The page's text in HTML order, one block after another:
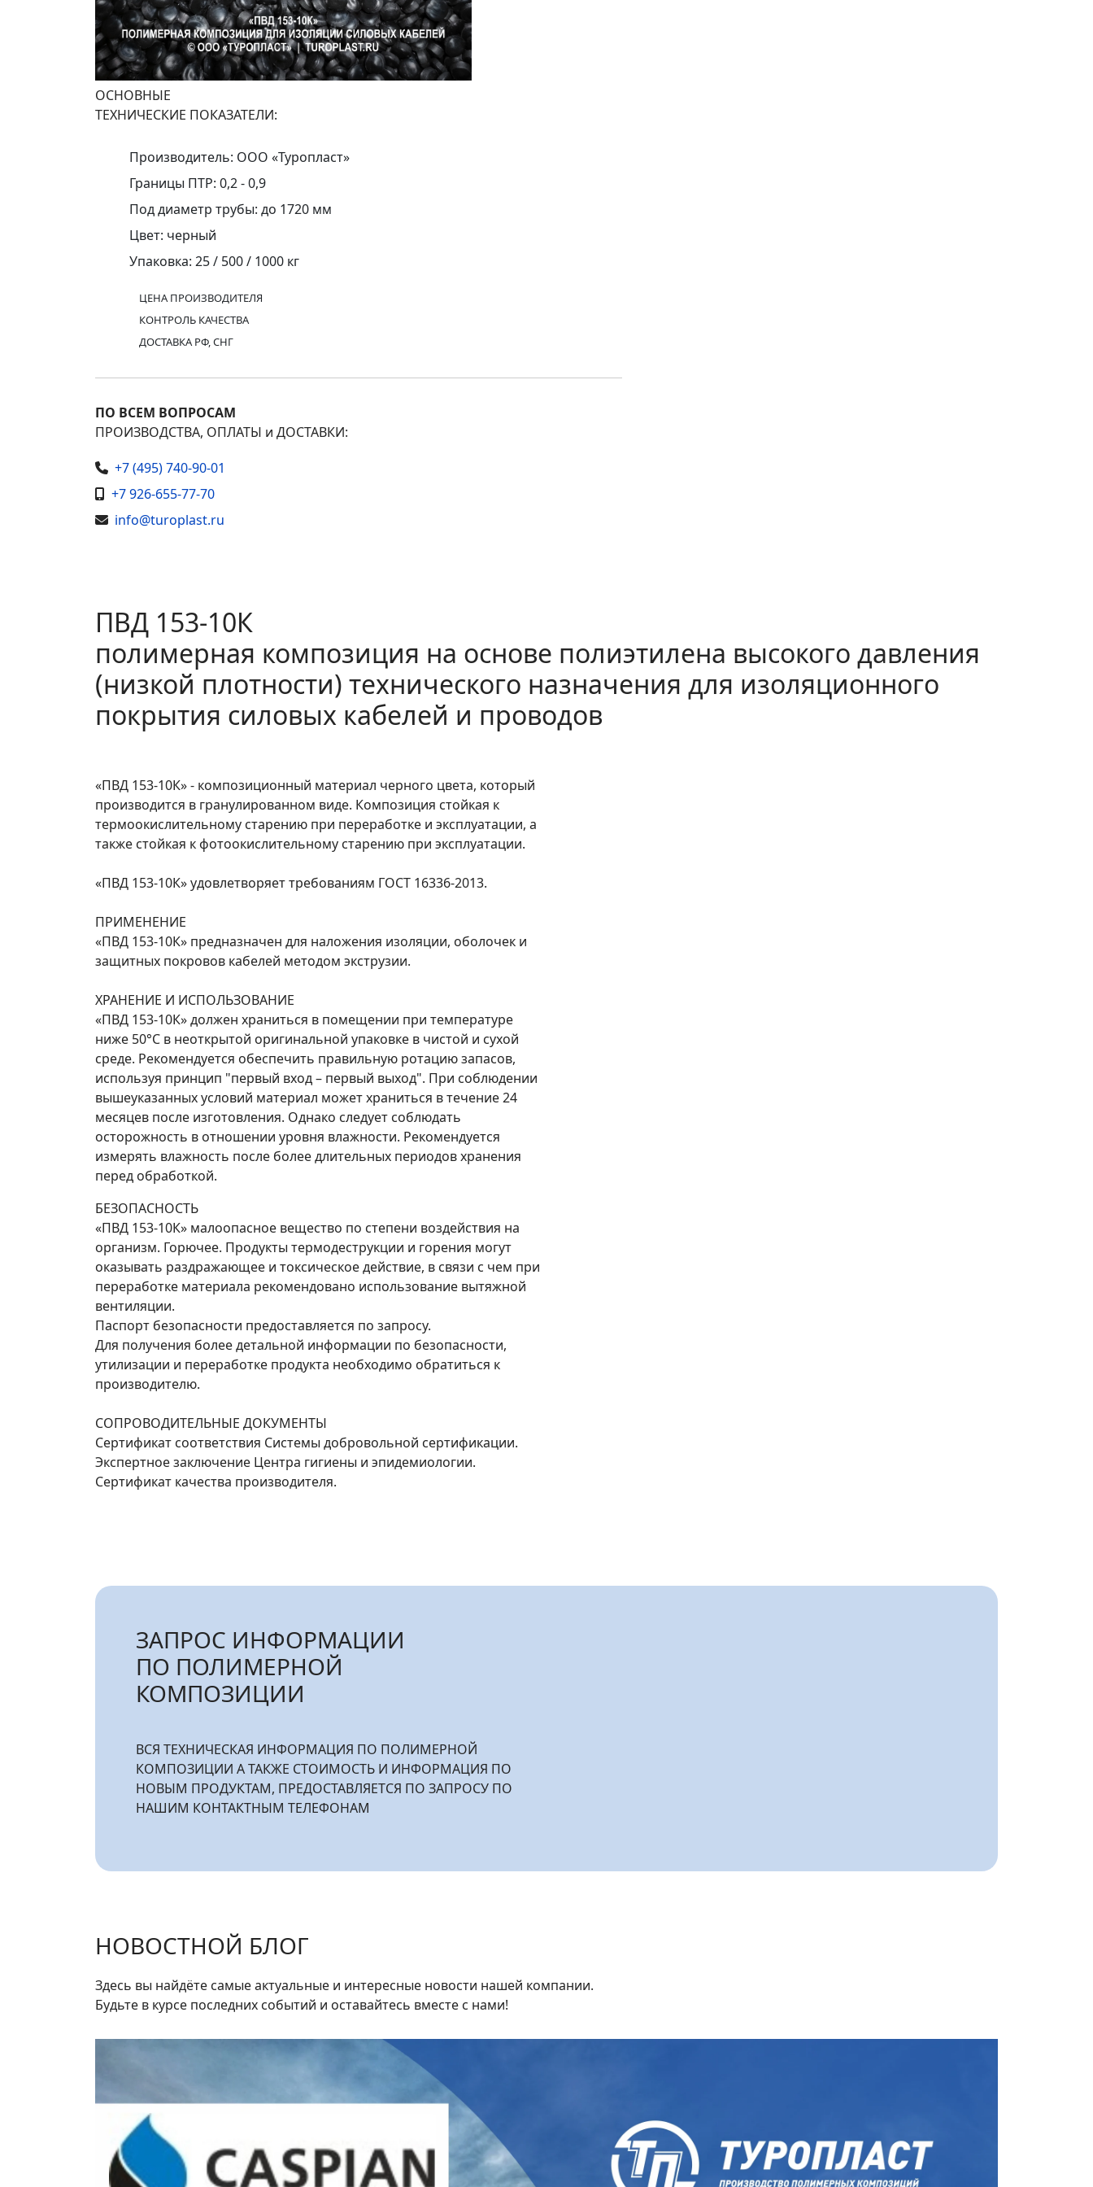
ОСНОВНЫЕ
ТЕХНИЧЕСКИЕ ПОКАЗАТЕЛИ:
Производитель: ООО «Туропласт»
Границы ПТР: 0,2 - 0,9
Под диаметр трубы: до 1720 мм
Цвет: черный
Упаковка: 25 / 500 / 1000 кг
ЦЕНА ПРОИЗВОДИТЕЛЯ
КОНТРОЛЬ КАЧЕСТВА
ДОСТАВКА РФ, СНГ
ПО ВСЕМ ВОПРОСАМ
ПРОИЗВОДСТВА, ОПЛАТЫ и ДОСТАВКИ:
+7 (495) 740-90-01
+7 926-655-77-70
info@turoplast.ru
ПВД 153-10К
полимерная композиция на основе полиэтилена высокого давления
(низкой плотности) технического назначения для изоляционного
покрытия силовых кабелей и проводов
«ПВД 153-10К» - композиционный материал черного цвета, который
производится в гранулированном виде. Композиция стойкая к
термоокислительному старению при переработке и эксплуатации, а
также стойкая к фотоокислительному старению при эксплуатации.
«ПВД 153-10К» удовлетворяет требованиям ГОСТ 16336-2013.
ПРИМЕНЕНИЕ
«ПВД 153-10К» предназначен для наложения изоляции, оболочек и
защитных покровов кабелей методом экструзии.
ХРАНЕНИЕ И ИСПОЛЬЗОВАНИЕ
«ПВД 153-10К» должен храниться в помещении при температуре
ниже 50°C в неоткрытой оригинальной упаковке в чистой и сухой
среде. Рекомендуется обеспечить правильную ротацию запасов,
используя принцип "первый вход – первый выход". При соблюдении
вышеуказанных условий материал может храниться в течение 24
месяцев после изготовления. Однако следует соблюдать
осторожность в отношении уровня влажности. Рекомендуется
измерять влажность после более длительных периодов хранения
перед обработкой.
БЕЗОПАСНОСТЬ
«ПВД 153-10К» малоопасное вещество по степени воздействия на
организм. Горючее. Продукты термодеструкции и горения могут
оказывать раздражающее и токсическое действие, в связи с чем при
переработке материала рекомендовано использование вытяжной
вентиляции.
Паспорт безопасности предоставляется по запросу.
Для получения более детальной информации по безопасности,
утилизации и переработке продукта необходимо обратиться к
производителю.
СОПРОВОДИТЕЛЬНЫЕ ДОКУМЕНТЫ
Сертификат соответствия Системы добровольной сертификации.
Экспертное заключение Центра гигиены и эпидемиологии.
Сертификат качества производителя.
ЗАПРОС ИНФОРМАЦИИ
ПО ПОЛИМЕРНОЙ
КОМПОЗИЦИИ
ВСЯ ТЕХНИЧЕСКАЯ ИНФОРМАЦИЯ ПО ПОЛИМЕРНОЙ
КОМПОЗИЦИИ А ТАКЖЕ СТОИМОСТЬ И ИНФОРМАЦИЯ ПО
НОВЫМ ПРОДУКТАМ, ПРЕДОСТАВЛЯЕТСЯ ПО ЗАПРОСУ ПО
НАШИМ КОНТАКТНЫМ ТЕЛЕФОНАМ
НОВОСТНОЙ БЛОГ
Здесь вы найдёте самые актуальные и интересные новости нашей компании.
Будьте в курсе последних событий и оставайтесь вместе с нами!